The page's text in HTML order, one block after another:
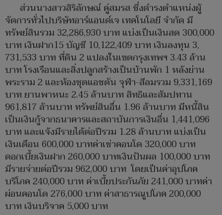
ส่วนนางสาวสิริลักษณ์ คู่สมรส ซึ่งดำรงตำแหน่งผู้
จัดการทั่วไปบริษัทอาร์แอนด์เจ เทคโนโลยี จำกัด มี
ทรัพย์สินรวม 32,286,930 บาท แบ่งเป็นเงินสด 300,000
บาท เงินฝาก15 บัญชี 10,122,409 บาท เงินลงทุน 3,
731,533 บาท ที่ดิน 2 แปลงในเขตกรุงเทพฯ 3.43 ล้าน
บาท โรงเรือนและสิ่งปลูกสร้างเป็นบ้านพัก 1 หลังย่าน
พระราม 2 และห้องชุดแอชตัน จุฬา-สีลมรวม 9,331,169
บาท ยานพาหนะ 2.45 ล้านบาท สิทธิและสัมปทาน
961,817 ล้านบาท ทรัพย์สินอื่น 1.96 ล้านบาท มีหนี้สิน
เป็นเงินกู้จากธนาคารและสถาบันการเงินอื่น 1,441,096
บาท และแจ้งมีรายได้ต่อปีรวม 1.28 ล้านบาท แบ่งเป็น
เงินเดือน 600,000 บาทค่าเช่าคอนโด 320,000 บาท
ดอกเบี้ยเงินฝาก 260,000 บาทเงินปันผล 100,000 บาท
มีรายจ่ายต่อปีรวม 962,000 บาท โดยเป็นค่าอุปโภค
บริโภค 240,000 บาท ค่าเบี้ยประกันภัย 241,000 บาทค่า
ผ่อนคอนโด 276,000 บาท ค่าสาธารณูปโภค 200,000
บาท เงินบริจาค 5,000 บาท